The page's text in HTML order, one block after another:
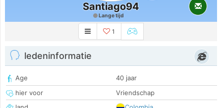
Santiago94
Lange tijd
1
ledeninformatie
Age
40 jaar
hier voor
Vriendschap